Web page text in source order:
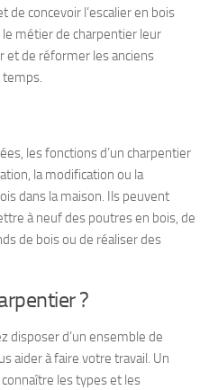
concevoir l’escalier en bois
métier de charpentier leur
de réformer les anciens
temps.
les fonctions d’un charpentier
la modification ou la
dans la maison. Ils peuvent
à neuf des poutres en bois, de
de bois ou de réaliser des
?
disposer d’un ensemble de
aider à faire votre travail. Un
les types et les